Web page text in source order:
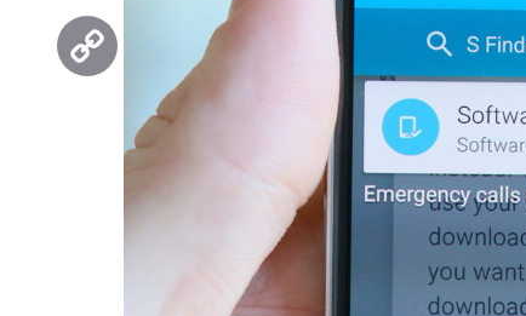
Threads
Link